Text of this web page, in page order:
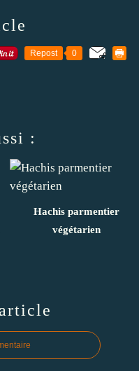
Repost 0
:
Hachis parmentier
végétarien